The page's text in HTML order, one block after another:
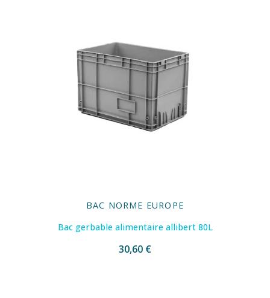
BAC NORME EUROPE
Bac gerbable alimentaire allibert 80L
30,60 €